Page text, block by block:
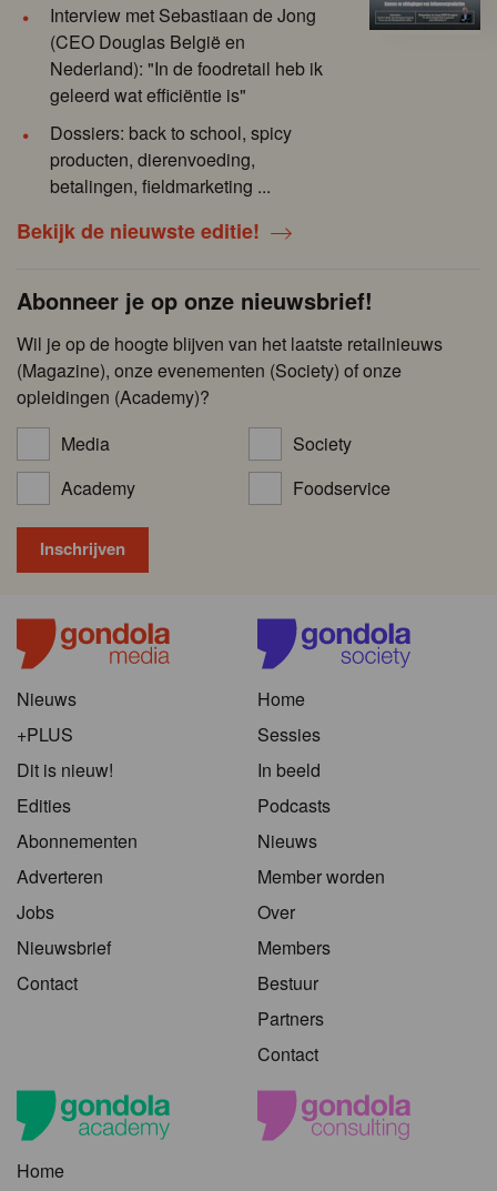
Interview met Sebastiaan de Jong
(CEO Douglas België en
Nederland): "In de foodretail heb ik
geleerd wat efficiëntie is"
Dossiers: back to school, spicy
producten, dierenvoeding,
betalingen, fieldmarketing ...
Bekijk de nieuwste editie!
Abonneer je op onze nieuwsbrief!
Wil je op de hoogte blijven van het laatste retailnieuws
(Magazine), onze evenementen (Society) of onze
opleidingen (Academy)?
Media
Society
Academy
Foodservice
Nieuws
+PLUS
Dit is nieuw!
Edities
Abonnementen
Adverteren
Jobs
Nieuwsbrief
Contact
Home
Sessies
In beeld
Podcasts
Nieuws
Member worden
Over
Members
Bestuur
Partners
Contact
Home